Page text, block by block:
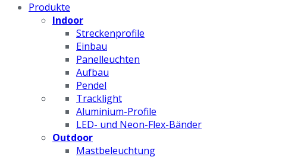
Produkte
Indoor
Streckenprofile
Einbau
Panelleuchten
Aufbau
Pendel
Tracklight
Aluminium-Profile
LED- und Neon-Flex-Bänder
Outdoor
Mastbeleuchtung